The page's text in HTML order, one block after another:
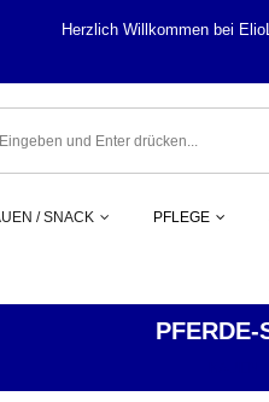
/ SNACK PFLEGE
PFERDE-